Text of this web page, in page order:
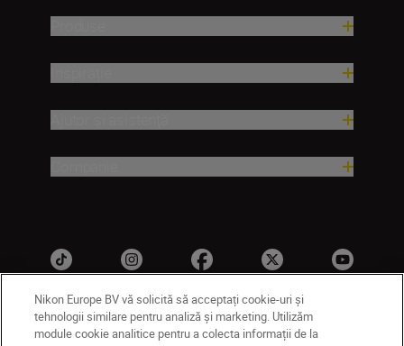
Nikon Europe BV vă solicită să acceptați cookie-uri și
tehnologii similare pentru analiză și marketing. Utilizăm
module cookie analitice pentru a colecta informații de la